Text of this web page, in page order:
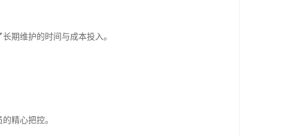
期维护的时间与成本投入。
精心把控。